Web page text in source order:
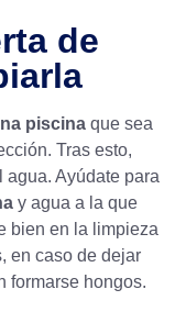
de
piscina que sea
Tras esto,
Ayúdate para
y agua a la que
bien en la limpieza
en caso de dejar
formarse hongos.